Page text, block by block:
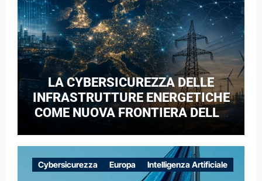
LA CYBERSICUREZZA DELLE
INFRASTRUTTURE ENERGETICHE
COME NUOVA FRONTIERA DELLA
CASO DELLE RETI ELETTRICHE
EUROPEE NEL CONTESTO DELLA
GUERRA IBRIDA
Cybersicurezza Europa Intelligenza Artificiale